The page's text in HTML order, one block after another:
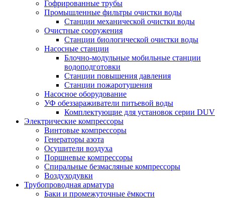
Гофрированные трубы
Промышленные фильтры очистки воды
Станции механической очистки воды
Очистные сооружения
Станции биологической очистки воды
Насосные станции
Блочно-модульные мобильные станции
водоподготовки
Станции повышения давления
Станции пожаротушения
Насосное оборудование
УФ обеззараживатели питьевой воды
Комплектующие для установок серии DUV
Электрические компрессоры
Винтовые компрессоры
Генераторы азота
Осушители воздуха
Поршневые компрессоры
Спиральные безмасляные компрессоры
Воздуходувки
Трубопроводная арматура
Баки и промежуточные ёмкости